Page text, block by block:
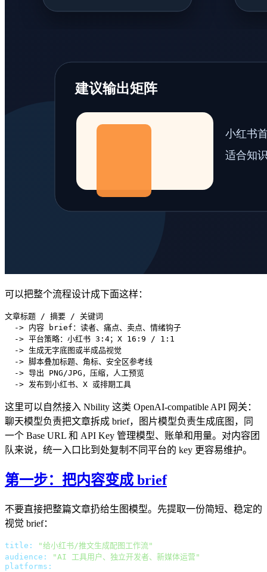
可以把整个流程设计成下面这样：
文章标题 / 摘要 / 关键词
  -> 内容 brief：读者、痛点、卖点、情绪钩子
  -> 平台策略：小红书 3:4；X 16:9 / 1:1
  -> 生成无字底图或半成品视觉
  -> 脚本叠加标题、角标、安全区参考线
  -> 导出 PNG/JPG，压缩，人工预览
这里可以自然接入 Nbility 这类 OpenAI-compatible API 网关：
聊天模型负责把文章拆成 brief，图片模型负责生成底图，同
一个 Base URL 和 API Key 管理模型、账单和用量。对内容团
队来说，统一入口比到处复制不同平台的 key 更容易维护。
第一步：把内容变成 brief
不要直接把整篇文章扔给生图模型。先提取一份简短、稳定的
视觉 brief：
title:
"给小红书/推文生成配图工作流"
audience:
"AI 工具用户、独立开发者、新媒体运营"
platforms: